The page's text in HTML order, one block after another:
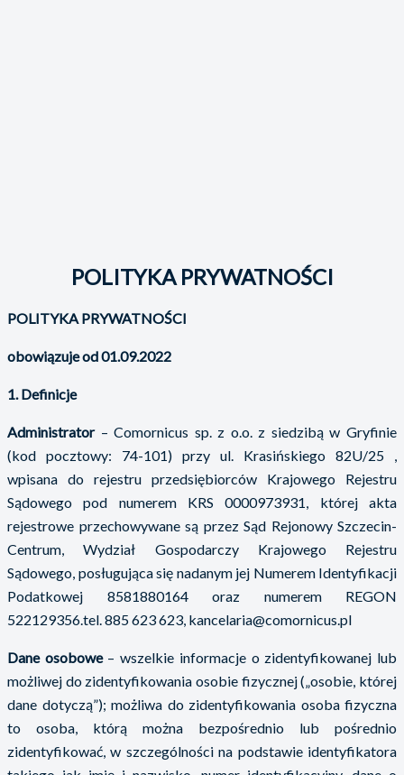
POLITYKA PRYWATNOŚCI
POLITYKA PRYWATNOŚCI
obowiązuje od 01.09.2022
1. Definicje
Administrator– Comornicus sp. z o.o. z siedzibą w Gryfinie
(kod pocztowy: 74-101) przy ul. Krasińskiego 82U/25 ,
wpisana do rejestru przedsiębiorców Krajowego Rejestru
Sądowego pod numerem KRS 0000973931, której akta
rejestrowe przechowywane są przez Sąd Rejonowy Szczecin-
Centrum, Wydział Gospodarczy Krajowego Rejestru
Sądowego, posługująca się nadanym jej Numerem Identyfikacji
Podatkowej 8581880164 oraz numerem REGON
522129356.tel. 885 623 623, kancelaria@comornicus.pl
Dane osobowe– wszelkie informacje o zidentyfikowanej lub
możliwej do zidentyfikowania osobie fizycznej („osobie, której
dane dotyczą”); możliwa do zidentyfikowania osoba fizyczna
to osoba, którą można bezpośrednio lub pośrednio
zidentyfikować, w szczególności na podstawie identyfikatora